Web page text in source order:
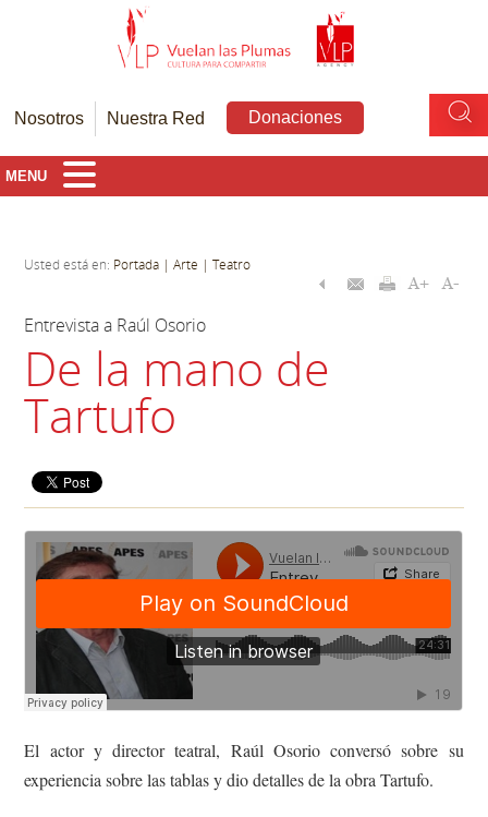
Nosotros Nuestra Red Donaciones
MENU
Usted está en: Portada | Arte | Teatro
Entrevista a Raúl Osorio
De la mano de
Tartufo
El actor y director teatral, Raúl Osorio conversó sobre su
experiencia sobre las tablas y dio detalles de la obra Tartufo.